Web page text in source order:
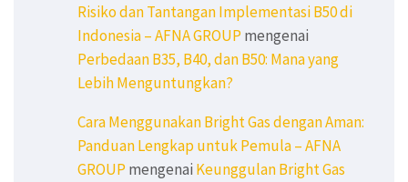
Risiko dan Tantangan Implementasi B50 di
Indonesia – AFNA GROUPmengenai
Perbedaan B35, B40, dan B50: Mana yang
Lebih Menguntungkan?
Cara Menggunakan Bright Gas dengan Aman:
Panduan Lengkap untuk Pemula – AFNA
GROUPmengenai Keunggulan Bright Gas